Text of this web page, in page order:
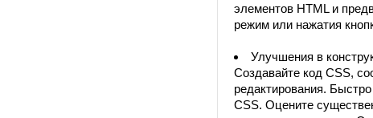
элементов HTML и
режим или нажатия
Улучшения в
Создавайте код CSS,
редактирования.
CSS. Оцените